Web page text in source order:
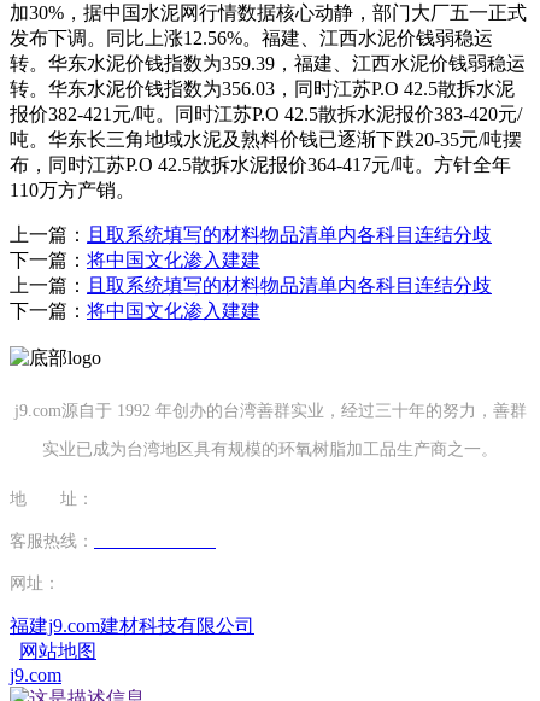
加30%，据中国水泥网行情数据核心动静，部门大厂五一正式
发布下调。同比上涨12.56%。福建、江西水泥价钱弱稳运
转。华东水泥价钱指数为359.39，福建、江西水泥价钱弱稳运
转。华东水泥价钱指数为356.03，同时江苏P.O 42.5散拆水泥
报价382-421元/吨。同时江苏P.O 42.5散拆水泥报价383-420元/
吨。华东长三角地域水泥及熟料价钱已逐渐下跌20-35元/吨摆
布，同时江苏P.O 42.5散拆水泥报价364-417元/吨。方针全年
110万方产销。
上一篇：
且取系统填写的材料物品清单内各科目连结分歧
下一篇： 将中国文化渗入建建
上一篇：
且取系统填写的材料物品清单内各科目连结分歧
下一篇： 将中国文化渗入建建
j9.com源自于 1992 年创办的台湾善群实业，经过三十年的努力，善群
实业已成为台湾地区具有规模的环氧树脂加工品生产商之一。
地 址：
客服热线：
网址：
福建j9.com建材科技有限公司
网站地图
j9.com